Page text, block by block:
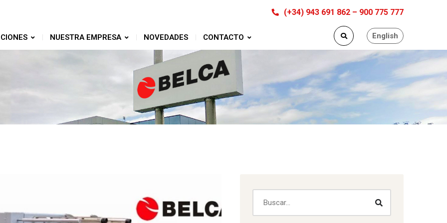
(+34) 943 691 862 – 900 775 777
English
NUESTRA EMPRESA NOVEDADES CONTACTO